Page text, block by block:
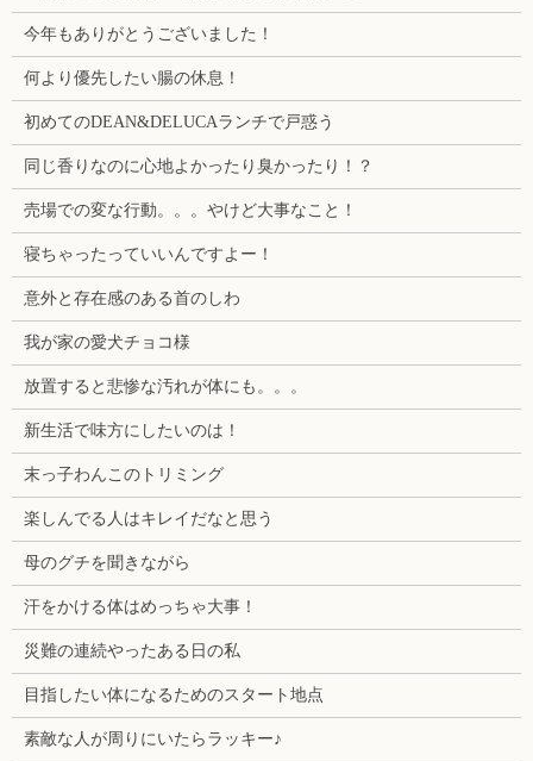
今年もありがとうございました！
何より優先したい腸の休息！
初めてのDEAN&DELUCAランチで戸惑う
同じ香りなのに心地よかったり臭かったり！？
売場での変な行動。。。やけど大事なこと！
寝ちゃったっていいんですよー！
意外と存在感のある首のしわ
我が家の愛犬チョコ様
放置すると悲惨な汚れが体にも。。。
新生活で味方にしたいのは！
末っ子わんこのトリミング
楽しんでる人はキレイだなと思う
母のグチを聞きながら
汗をかける体はめっちゃ大事！
災難の連続やったある日の私
目指したい体になるためのスタート地点
素敵な人が周りにいたらラッキー♪